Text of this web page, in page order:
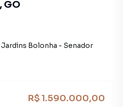
GO
Jardins Bolonha - Senador
R$ 1.590.000,00